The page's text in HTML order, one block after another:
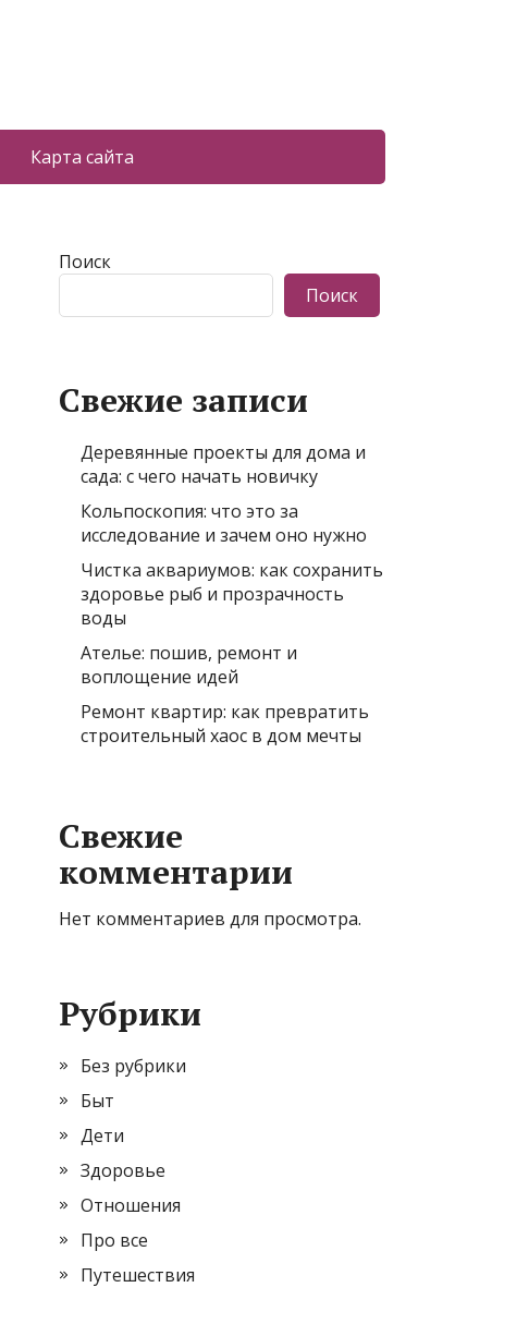
Карта сайта
Поиск
Поиск
Свежие записи
Деревянные проекты для дома и
сада: с чего начать новичку
Кольпоскопия: что это за
исследование и зачем оно нужно
Чистка аквариумов: как сохранить
здоровье рыб и прозрачность
воды
Ателье: пошив, ремонт и
воплощение идей
Ремонт квартир: как превратить
строительный хаос в дом мечты
Свежие
комментарии
Нет комментариев для просмотра.
Рубрики
Без рубрики
Быт
Дети
Здоровье
Отношения
Про все
Путешествия